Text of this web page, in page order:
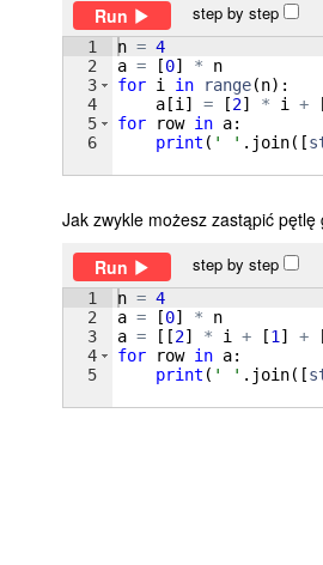
Run
step by step
1
2
3
4
5
6
n = 4
a = [0] *
n
for i in range(n) :
a [i ] = [2] * i +
for
row in a:
print ( ' ' . join([
Jak zwykle możesz zastąpić pętlę
Run
step by step
1
2
3
4
5
n = 4
a = [0] *
n
a = [[2] * i + [1 ] +
for
row in a:
print ( ' ' . join([